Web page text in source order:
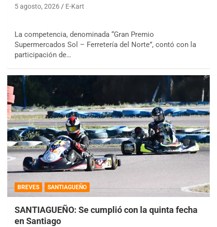
5 agosto, 2026 E-Kart
La competencia, denominada “Gran Premio
Supermercados Sol – Ferretería del Norte”, contó con la
participación de…
BREVES SANTIAGUEÑO
SANTIAGUEÑO: Se cumplió con la quinta fecha
en Santiago